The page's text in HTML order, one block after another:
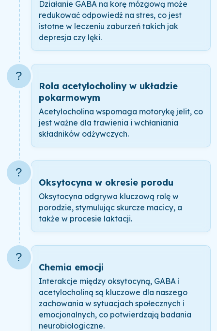
Działanie GABA na korę mózgową może
redukować odpowiedź na stres, co jest
istotne w leczeniu zaburzeń takich jak
depresja czy lęki.
?
Rola acetylocholiny w układzie
pokarmowym
Acetylocholina wspomaga motorykę jelit, co
jest ważne dla trawienia i wchłaniania
składników odżywczych.
?
Oksytocyna w okresie porodu
Oksytocyna odgrywa kluczową rolę w
porodzie, stymulując skurcze macicy, a
także w procesie laktacji.
?
Chemia emocji
Interakcje między oksytocyną, GABA i
acetylocholiną są kluczowe dla naszego
zachowania w sytuacjach społecznych i
emocjonalnych, co potwierdzają badania
neurobiologiczne.